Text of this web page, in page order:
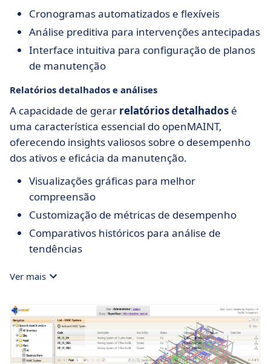
Cronogramas automatizados e flexíveis
Análise preditiva para intervenções antecipadas
Interface intuitiva para configuração de planos
de manutenção
Relatórios detalhados e análises
A capacidade de gerar relatórios detalhados é
uma característica essencial do openMAINT,
oferecendo insights valiosos sobre o desempenho
dos ativos e eficácia da manutenção.
Visualizações gráficas para melhor
compreensão
Customização de métricas de desempenho
Comparativos históricos para análise de
tendências
Ver mais